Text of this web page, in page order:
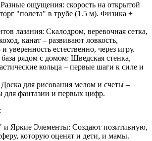
ощущения: скорость на открытой
"полета" в трубе (1.5 м). Физика +
лазания: Скалодром, веревочная сетка,
канат – развивают ловкость,
уверенность естественно, через игру.
рядом с домом: Шведская стенка,
кольца – первые шаги к силе и
для рисования мелом и счеты –
для фантазии и первых цифр.
Яркие Элементы: Создают позитивную,
которую оценят и дети, и мамы.